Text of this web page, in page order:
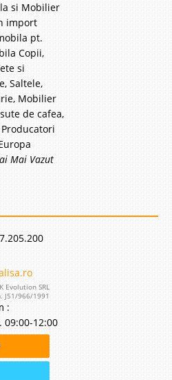
si Mobilier
import
pt.
Copii,
si
Saltele,
Mobilier
de cafea,
Mai Vazut
Evolution SRL
J51/966/1991
:
09:00-12:00